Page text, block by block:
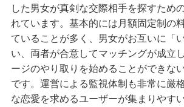
した男女が真剣な交際相手を探すため
れています。基本的には月額固定制の
ていることが多く、男女がお互いに「
い、両者が合意してマッチングが成立
ージのやり取りを始めることができな
です。運営による監視体制も非常に厳
な恋愛を求めるユーザーが集まりやす